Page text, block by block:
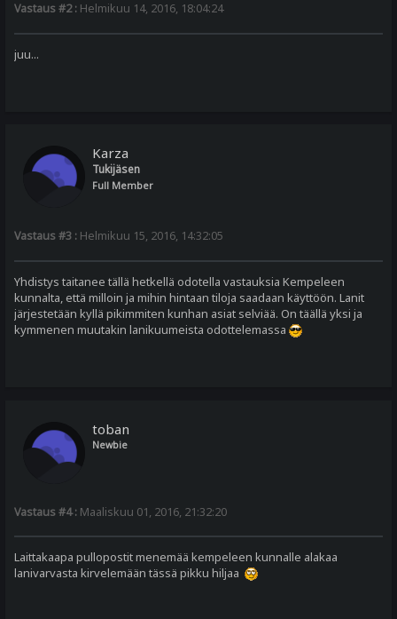
Vastaus #2 : Helmikuu 14, 2016, 18:04:24
juu...
Karza
Tukijäsen
Full Member
Vastaus #3 : Helmikuu 15, 2016, 14:32:05
Yhdistys taitanee tällä hetkellä odotella vastauksia Kempeleen
kunnalta, että milloin ja mihin hintaan tiloja saadaan käyttöön. Lanit
järjestetään kyllä pikimmiten kunhan asiat selviää. On täällä yksi ja
kymmenen muutakin lanikuumeista odottelemassa
toban
Newbie
Vastaus #4 : Maaliskuu 01, 2016, 21:32:20
Laittakaapa pullopostit menemää kempeleen kunnalle alakaa
lanivarvasta kirvelemään tässä pikku hiljaa